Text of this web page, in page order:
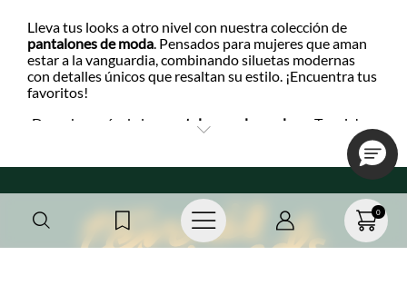
0
+
Lleva tus looks a otro nivel con nuestra colección de
pantalones de moda. Pensados para mujeres que aman
estar a la vanguardia, combinando siluetas modernas
con detalles únicos que resaltan su estilo. ¡Encuentra tus
favoritos!
¡Descubre más de los
pantalones a la moda
en Tennis!
Desde cortes Wide Leg estructurados con pretinas
diseños con estampados militares y bordados, cada uno
¿Te preocupa la comodidad en tus looks? Estos
pantalones para mujerestán confeccionados con tejidos